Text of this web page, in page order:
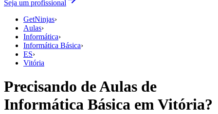
Seja um profissional
GetNinjas›
Aulas›
Informática›
Informática Básica›
ES›
Vitória
Precisando de Aulas de
Informática Básica em Vitória?